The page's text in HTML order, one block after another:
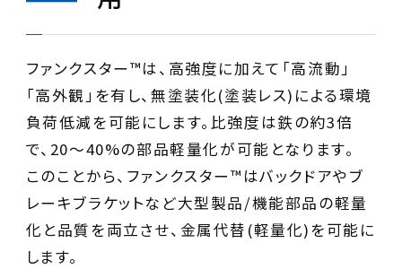
ファンクスター™は、高強度に加えて「高流動」
「高外観」を有し、無塗装化(塗装レス)による環境
負荷低減を可能にします。比強度は鉄の約3倍
で、20～40%の部品軽量化が可能となります。
このことから、ファンクスター™はバックドアやブ
レーキブラケットなど大型製品/機能部品の軽量
化と品質を両立させ、金属代替(軽量化)を可能に
します。